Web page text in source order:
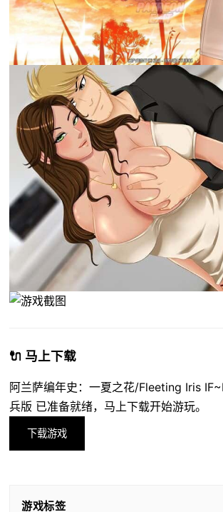
🔌 马上下载
阿兰萨编年史：一夏之花/Fleeting Iris
兵版 已准备就绪，马上下载开始游玩。
下载游戏
游戏标签